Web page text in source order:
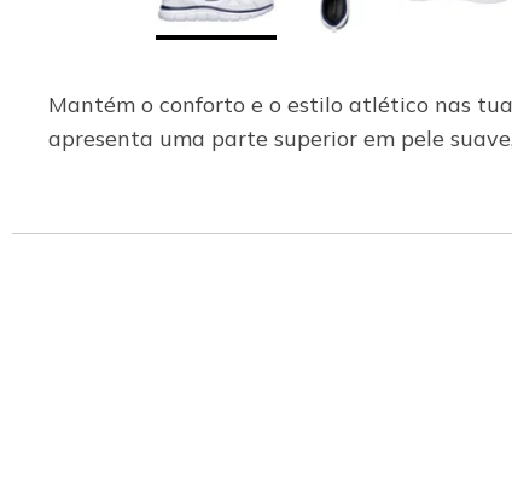
Mantém o conforto e o estilo atlético nas
apresenta uma parte superior em pele